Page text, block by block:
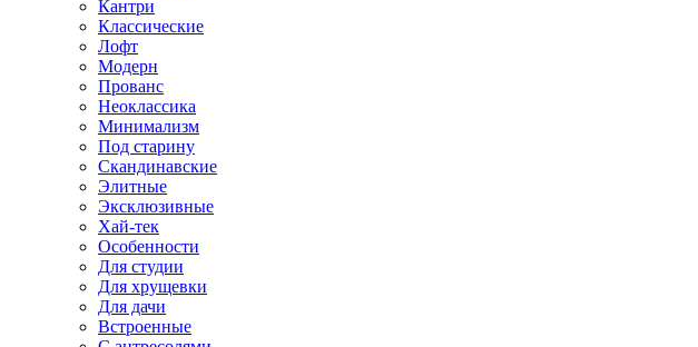
Кантри
Классические
Лофт
Модерн
Прованс
Неоклассика
Минимализм
Под старину
Скандинавские
Элитные
Эксклюзивные
Хай-тек
Особенности
Для студии
Для хрущевки
Для дачи
Встроенные